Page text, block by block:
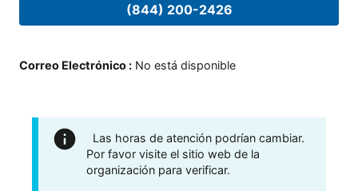
(844) 200-2426
Correo Electrónico : No está disponible
Las horas de atención podrían cambiar.
Por favor visite el sitio web de la
organización para verificar.